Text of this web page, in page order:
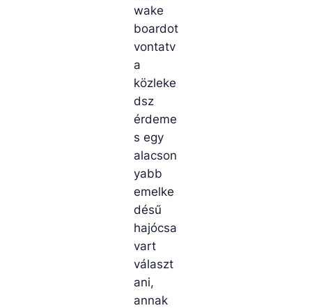
wake
boardot
vontatv
a
közleke
dsz
érdeme
s egy
alacson
yabb
emelke
désű
hajócsa
vart
választ
ani,
annak